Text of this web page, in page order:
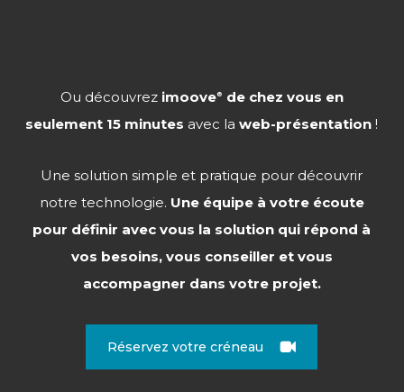
Ou découvrez imoove®
de chez vous en
seulement 15 minutes avec laweb-présentation !
Une solution simple et pratique pour découvrir
notre technologie. Une équipe à votre écoute
pour définir avec vous la solution qui répond à
vos besoins, vous conseiller et vous
accompagner dans votre projet.
Réservez votre créneau